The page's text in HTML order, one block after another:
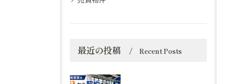
最近の投稿 Recent Posts